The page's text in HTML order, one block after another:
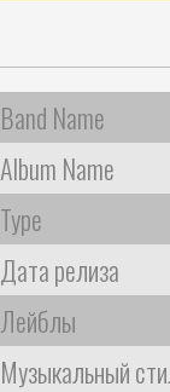
Band Name
Album Name
Type
Дата релиза
Лейблы
Музыкальный